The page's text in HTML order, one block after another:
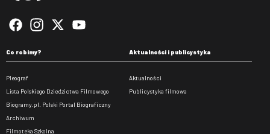
Co robimy?
Pleograf
Lista Polskiego Dziedzictwa Filmowego
Biogramy.pl. Polski Portal Biograficzny
Archiwum
Filmoteka Szkolna
Aktualności i publicystyka
Aktualności
Publicystyka filmowa